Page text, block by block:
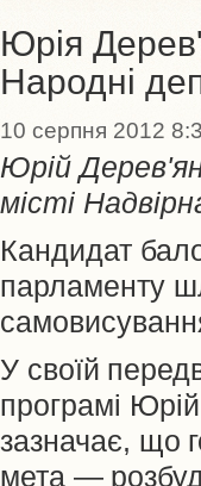
Юрія
Народні
10 серпня 2012
Юрій
місті
Кандидат
парламенту
У своїй
програмі
зазначає, що
мета —